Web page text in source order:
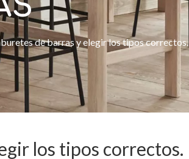
de barras y elegir los tipos correctos.
los tipos correctos.